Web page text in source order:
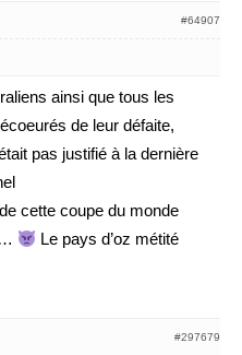
#64907
ainsi que tous les
de leur défaite,
pas justifié à la dernière
cette coupe du monde
Le pays d’oz métité
#297679